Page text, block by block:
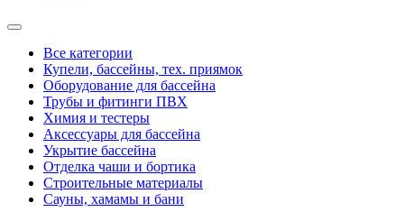
Все категории
Купели, бассейны, тех. приямок
Оборудование для бассейна
Трубы и фитинги ПВХ
Химия и тестеры
Аксессуары для бассейна
Укрытие бассейна
Отделка чаши и бортика
Строительные материалы
Сауны, хамамы и бани